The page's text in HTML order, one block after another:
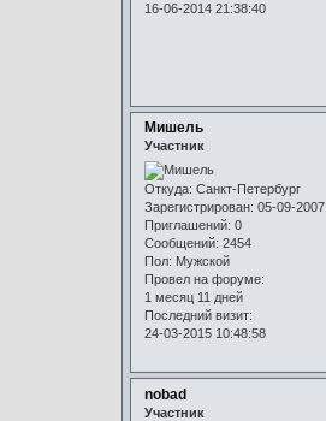
16-06-2014 21:38:40
Мишель
Участник
Откуда: Санкт-Петербург
Зарегистрирован: 05-09-2007
Приглашений: 0
Сообщений: 2454
Пол: Мужской
Провел на форуме:
1 месяц 11 дней
Последний визит:
24-03-2015 10:48:58
nobad
Участник